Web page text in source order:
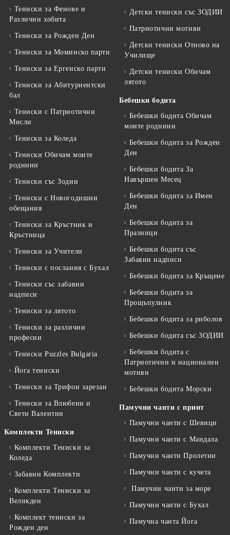
Тениски за Фенове и
Различни хобита
Тениски за Рожден Ден
Тениски за Mоминско парти
Тениски за Eргенско парти
Тениски за Aбитуриентски
бал
Тениски с Патриотични
Мисли
Тениски за Коледа
Тениски Обичам моите
роднини
Тениски със Зодии
Тениски с Новогодишни
обещания
Тениски за Кръстник и
Кръстница
Тениски за Учители
Тениски с послания с Бухал
Тениски със забавни
надписи
Тениски за лятото
Тениски за различни
професии
Тениски Puzzles Bulgaria
Йога тениски
Тениски за Трифон зарезан
Тениски за Влюбени и
Свети Валентин
Комплекти Тениски
Комплекти Тениски за
Коледа
Забавни Комплекти
Комплекти Тениски за
Великден
Комплект тениски за
Рожден ден
Детски тениски със ЗОДИИ
Патриотични мотиви
Детски тениски Отново на
Училище
Детски тениски Обичам
лятото
Бебешки бодита
Бебешки бодита Обичам
моите роднини
Бебешки бодита за Рожден
Ден
Бебешки бодита За
Навършен Месец
Бебешки бодита за Имен
Ден
Бебешки бодита за
Празници
Бебешки бодита със
Забавни надписи
Бебешки бодита за Кръщене
Бебешки бодита за
Прощъпулник
Бебешки бодита за риболов
Бебешки бодита със ЗОДИИ
Бебешки бодита с
Патриотични и национални
мотиви
Бебешки бодита Морски
Памучни чанти с принт
Памучни чанти с Шевици
Памучни чанти с Мандала
Памучни чанти Пролетни
Памучни чанти с кучета
Памучни чанти за море
Памучни чанти с Бухал
Памучна чанта Йога